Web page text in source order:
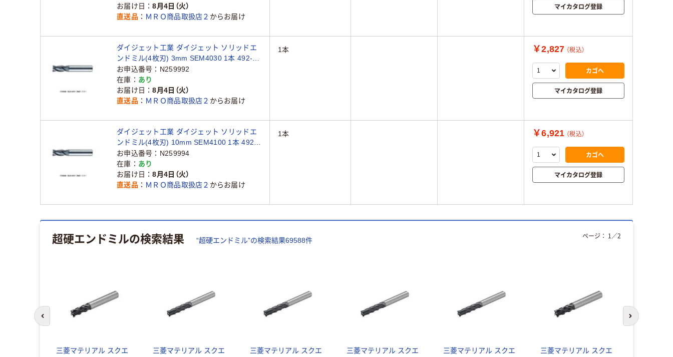
お届け日
8月4日（火）
直送品
ＭＲＯ商品取扱店２ からお届け
マイカタログ登録
ダイジェット工業 ダイジェット ソリッドエ
ンドミル(4枚刃) 3mm SEM4030 1本 492-
0520（直送品）
お申込番号
N259992
在庫
あり
お届け日
8月4日（火）
直送品
ＭＲＯ商品取扱店２ からお届け
1本 ￥2,827 （税込）
カゴへ
マイカタログ登録
ダイジェット工業 ダイジェット ソリッドエ
ンドミル(4枚刃) 10mm SEM4100 1本 492-
0571（直送品）
お申込番号
N259994
在庫
あり
お届け日
8月4日（火）
直送品
ＭＲＯ商品取扱店２ からお届け
1本 ￥6,921 （税込）
カゴへ
マイカタログ登録
超硬エンドミルの検索結果 “超硬エンドミル”の検索結果69588件
三菱マテリアル スクエ
三菱マテリアル スクエ
三菱マテリアル スクエ
三菱マテリアル スクエ
三菱マテリアル スクエ
三菱マテリアル スクエ
ページ： 1 ／2
前のスライドへ 次のスライド